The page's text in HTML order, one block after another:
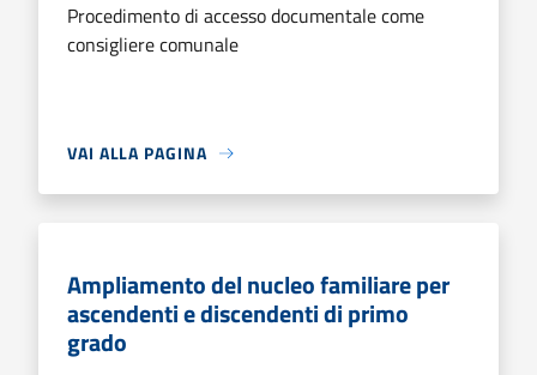
Procedimento di accesso documentale come
consigliere comunale
VAI ALLA PAGINA
Ampliamento del nucleo familiare per
ascendenti e discendenti di primo
grado